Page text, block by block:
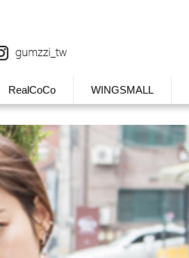
RealCoCo WINGSMALL